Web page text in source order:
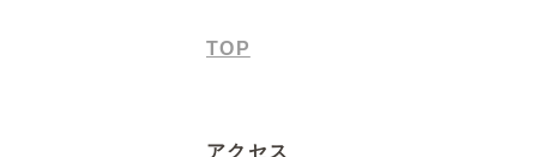
TOP
アクセス